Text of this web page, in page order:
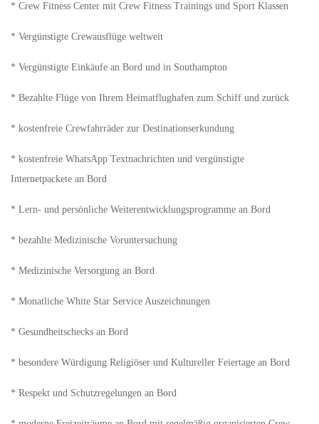
* Crew Fitness Center mit Crew Fitness Trainings und Sport Klassen
* Vergünstigte Crewausflüge weltweit
* Vergünstigte Einkäufe an Bord und in Southampton
* Bezahlte Flüge von Ihrem Heimatflughafen zum Schiff und zurück
* kostenfreie Crewfahrräder zur Destinationserkundung
* kostenfreie WhatsApp Textnachrichten und vergünstigte
Internetpackete an Bord
* Lern- und persönliche Weiterentwicklungsprogramme an Bord
* bezahlte Medizinische Voruntersuchung
* Medizinische Versorgung an Bord
* Monatliche White Star Service Auszeichnungen
* Gesundheitschecks an Bord
* besondere Würdigung Religiöser und Kultureller Feiertage an Bord
* Respekt und Schutzregelungen an Bord